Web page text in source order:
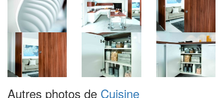
Autres photos de Cuisine